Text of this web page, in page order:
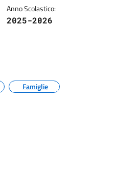
Anno Scolastico:
2025-2026
Famiglie